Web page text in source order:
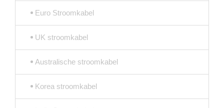
Euro Stroomkabel
UK stroomkabel
Australische stroomkabel
Korea stroomkabel